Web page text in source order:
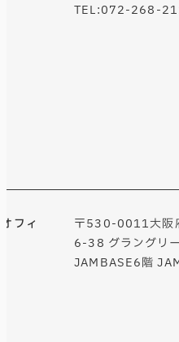
TEL:072-268-
フィ
〒530-0011大阪
6-38 グラングリ
JAMBASE6階